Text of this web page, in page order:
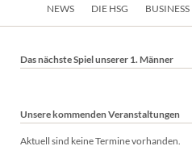
NEWS DIE HSG BUSINESS
Das nächste Spiel unserer 1. Männer
Unsere kommenden Veranstaltungen
Aktuell sind keine Termine vorhanden.